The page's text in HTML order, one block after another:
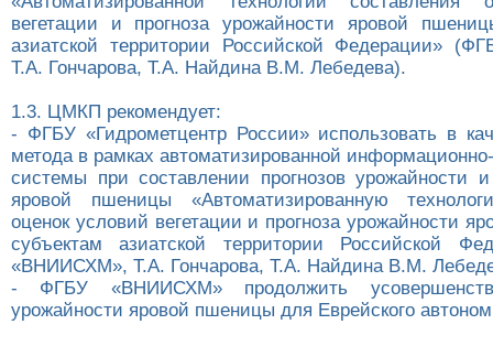
вегетации и прогноза урожайности яровой
азиатской территории Российской Федерации»
Т.А. Гончарова, Т.А. Найдина В.М. Лебедева).
1.3. ЦМКП рекомендует:
- ФГБУ «Гидрометцентр России» использовать в
метода в рамках автоматизированной информационно-
системы при составлении прогнозов урожайности
яровой пшеницы «Автоматизированную
оценок условий вегетации и прогноза урожайности
субъектам азиатской территории Российской
«ВНИИСХМ», Т.А. Гончарова, Т.А. Найдина В.М.
- ФГБУ «ВНИИСХМ» продолжить
урожайности яровой пшеницы для Еврейского